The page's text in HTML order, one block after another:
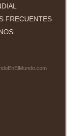
FRECUENTES